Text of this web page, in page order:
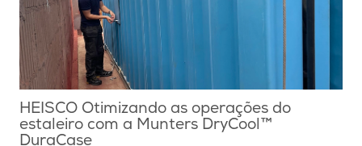
HEISCO Otimizando as operações do
estaleiro com a Munters DryCool™
DuraCase